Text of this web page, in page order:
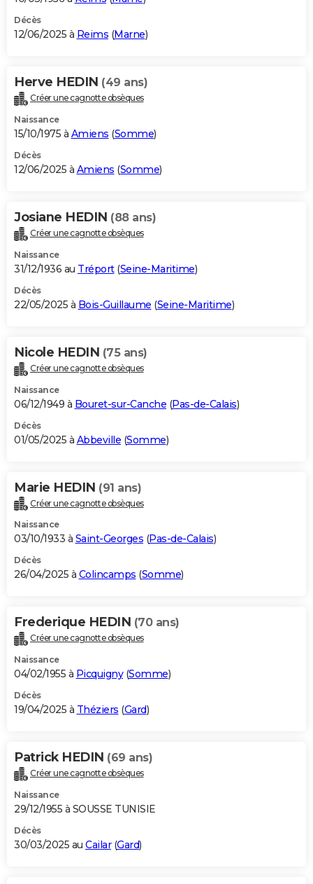
Décès
12/06/2025 à Reims (Marne)
Herve HEDIN (49 ans)
Créer une cagnotte obsèques
Naissance
15/10/1975 à Amiens (Somme)
Décès
12/06/2025 à Amiens (Somme)
Josiane HEDIN (88 ans)
Créer une cagnotte obsèques
Naissance
31/12/1936 au Tréport(Seine-Maritime)
Décès
22/05/2025 à Bois-Guillaume (Seine-Maritime)
Nicole HEDIN (75 ans)
Créer une cagnotte obsèques
Naissance
06/12/1949 à Bouret-sur-Canche (Pas-de-Calais)
Décès
01/05/2025 à Abbeville (Somme)
Marie HEDIN (91 ans)
Créer une cagnotte obsèques
Naissance
03/10/1933 à Saint-Georges (Pas-de-Calais)
Décès
26/04/2025 à Colincamps (Somme)
Frederique HEDIN (70 ans)
Créer une cagnotte obsèques
Naissance
04/02/1955 à Picquigny(Somme)
Décès
19/04/2025 à Théziers (Gard)
Patrick HEDIN (69 ans)
Créer une cagnotte obsèques
Naissance
29/12/1955 à SOUSSE TUNISIE
Décès
30/03/2025 au Cailar(Gard)